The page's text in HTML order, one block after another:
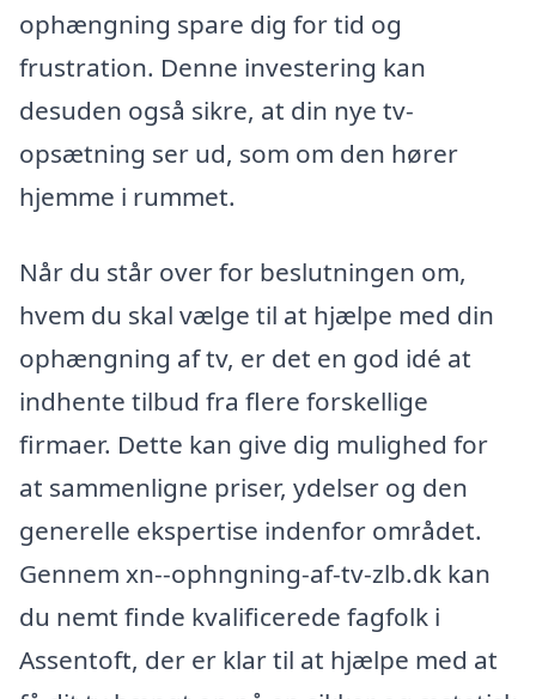
ophængning spare dig for tid og
frustration. Denne investering kan
desuden også sikre, at din nye tv-
opsætning ser ud, som om den hører
hjemme i rummet.
Når du står over for beslutningen om,
hvem du skal vælge til at hjælpe med din
ophængning af tv, er det en god idé at
indhente tilbud fra flere forskellige
firmaer. Dette kan give dig mulighed for
at sammenligne priser, ydelser og den
generelle ekspertise indenfor området.
Gennem xn--ophngning-af-tv-zlb.dk kan
du nemt finde kvalificerede fagfolk i
Assentoft, der er klar til at hjælpe med at